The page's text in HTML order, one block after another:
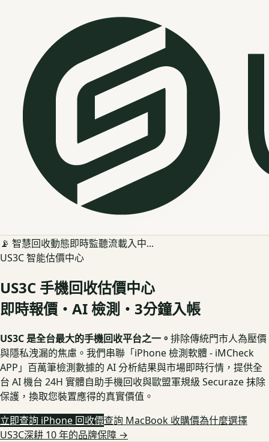
📡 智慧回收動態即時監聽流載入中...
US3C 智能估價中心
US3C 手機回收估價中心
即時報價・AI 檢測・3分鐘入帳
US3C 是全台最大的手機回收平台之一。 排除傳統門市人為壓價
與隱私洩漏的焦慮。我們串聯「iPhone 檢測軟體 - iMCheck
APP」百萬筆檢測數據的 AI 分析結果與市場即時行情，提供全
台 AI 機台 24H 實體自助手機回收與歐盟軍規級 Securaze 抹除
保護，換取您裝置應得的真實價值。
立即查詢 iPhone 回收價查詢 MacBook 收購價為什麼選擇
US3C深耕 10 年的品牌保障 →